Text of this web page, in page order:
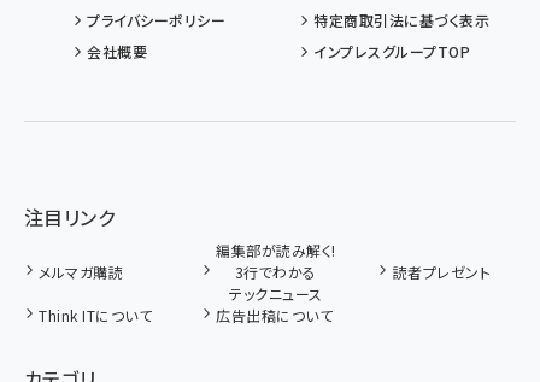
プライバシーポリシー
特定商取引法に基づく表示
会社概要
インプレスグループTOP
注目リンク
メルマガ購読
編集部が読み解く!
3行でわかる
テックニュース
読者プレゼント
Think ITについて 広告出稿について